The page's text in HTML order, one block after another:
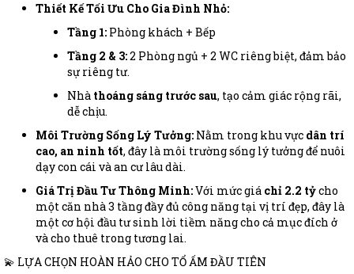
Thiết Kế Tối Ưu Cho Gia Đình Nhỏ:
Tầng 1: Phòng khách + Bếp
Tầng 2 & 3:2 Phòng ngủ + 2 WC riêng biệt, đảm bảo
sự riêng tư.
Nhà thoáng sáng trước sau, tạo cảm giác rộng rãi,
dễ chịu.
Môi Trường Sống Lý Tưởng: Nằm trong khu vực dân trí
cao, an ninh tốt, đây là môi trường sống lý tưởng để nuôi
dạy con cái và an cư lâu dài.
Giá Trị Đầu Tư Thông Minh:Với mức giá chỉ 2.2 tỷcho
một căn nhà 3 tầng đầy đủ công năng tại vị trí đẹp, đây là
một cơ hội đầu tư sinh lời tiềm năng cho cả mục đích ở
và cho thuê trong tương lai.
💫 LỰA CHỌN HOÀN HẢO CHO TỔ ẤM ĐẦU TIÊN